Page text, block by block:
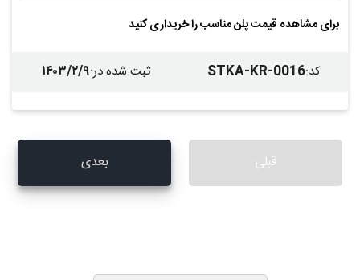
برای مشاهده قیمت پلن مناسب را خریداری کنید
کد:
STKA-KR-0016 ثبت شده در:۱۴۰۳/۲/۹
قبلی بعدی